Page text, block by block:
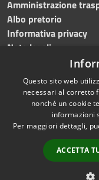
Amministrazione
Albo pretorio
Informativa privacy
Note legali
Dichiarazione di
Accessibilità
Questo sito web
necessari al corretto
nonché un cookie
informazioni
Per maggiori dettagli,
ACCETTA